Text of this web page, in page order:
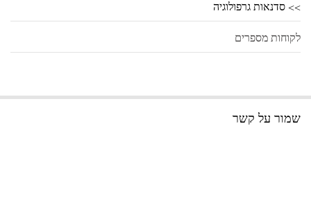
סדנאות גרפולוגיה
לקוחות מספרים
שמור על קשר